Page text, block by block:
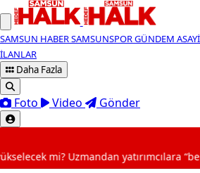
SAMSUN HABERSAMSUNSPORGÜNDEM
İLANLAR
Daha Fazla
Foto Video Gönder
mi? Uzmandan yatırımcılara “bekleyin”